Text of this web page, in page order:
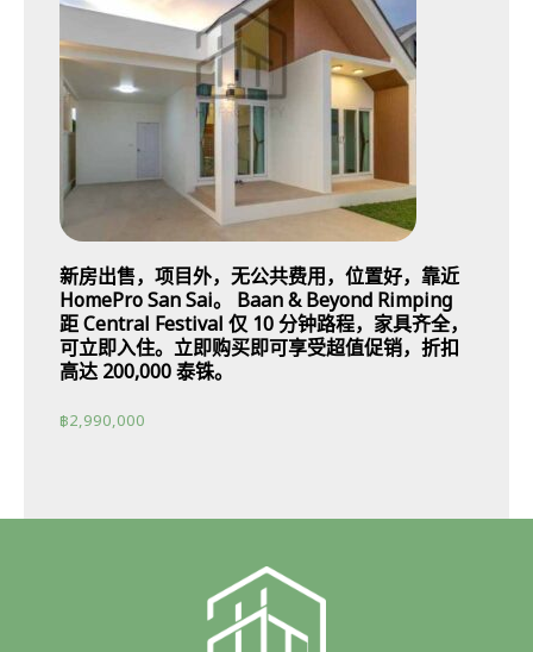
新房出售，项目外，无公共费用，位置好，靠近
HomePro San Sai。 Baan & Beyond Rimping
距 Central Festival 仅 10 分钟路程，家具齐全，
可立即入住。立即购买即可享受超值促销，折扣
高达 200,000 泰铢。
฿2,990,000